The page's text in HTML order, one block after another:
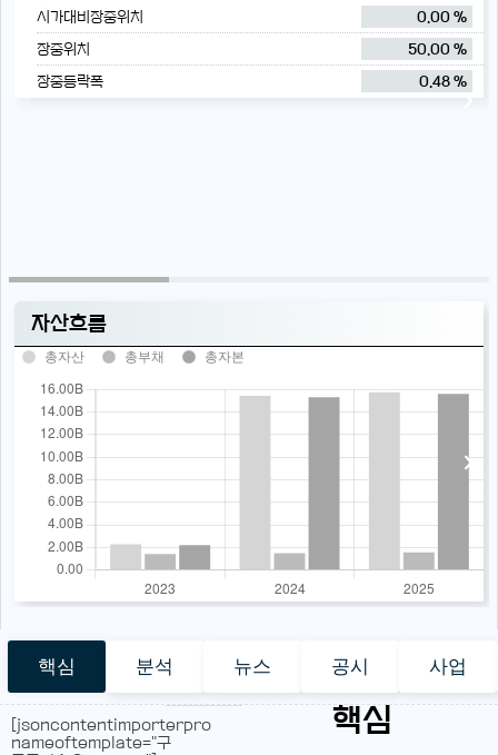
시가대비장중위치
0.00 %
장중위치
50.00 %
장중등락폭
0.48 %
자산흐름
총자산 총부채 총자본
핵심 분석 뉴스 공시 사업
핵심
[jsoncontentimporterpro
nameoftemplate="구